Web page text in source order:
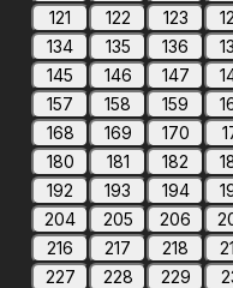
121
122 123
134
135 136
145
146 147
157
158 159
168
169 170
180
181 182
192
193 194
204
205 206
216
217 218
227
228 229